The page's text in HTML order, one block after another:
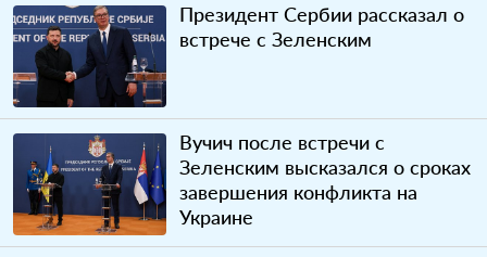
Президент Сербии рассказал о
встрече с Зеленским
Вучич после встречи с
Зеленским высказался о сроках
завершения конфликта на
Украине